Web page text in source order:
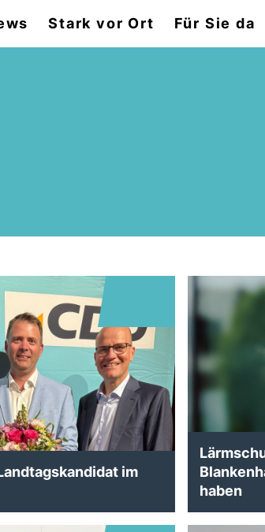
Stark vor Ort Für Sie da
im
haben